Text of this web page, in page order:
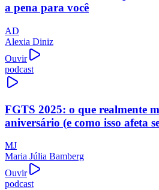
a pena para você
AD
Alexia Diniz
Ouvir
podcast
FGTS 2025: o que realmente
aniversário (e como isso afeta
MJ
Maria Júlia Bamberg
Ouvir
podcast